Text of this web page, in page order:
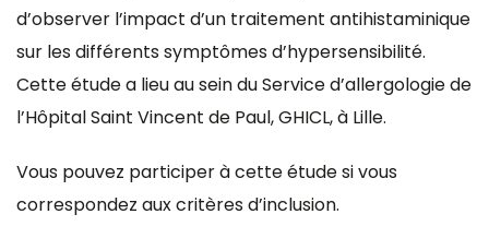
d’observer l’impact d’un traitement antihistaminique
sur les différents symptômes d’hypersensibilité.
Cette étude a lieu au sein du Service d’allergologie de
l’Hôpital Saint Vincent de Paul, GHICL, à Lille.
Vous pouvez participer à cette étude si vous
correspondez aux critères d’inclusion.